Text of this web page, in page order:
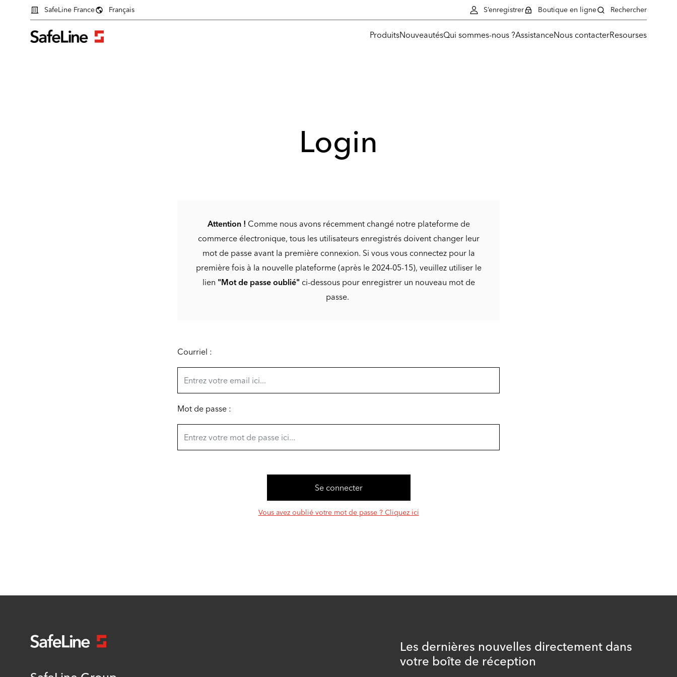
ProduitsNouveautésQui sommes-nous ?AssistanceNous contacterResourses
SafeLine France Français S’enregistrer Boutique en ligne Rechercher
Login
Attention ! Comme nous avons récemment changé notre plateforme de
commerce électronique, tous les utilisateurs enregistrés doivent changer leur
mot de passe avant la première connexion. Si vous vous connectez pour la
première fois à la nouvelle plateforme (après le 2024-05-15), veuillez utiliser le
lien "Mot de passe oublié" ci-dessous pour enregistrer un nouveau mot de
passe.
Formulaire de connexion
Courriel :
Mot de passe :
Vous avez oublié votre mot de passe ? Cliquez ici
Les dernières nouvelles directement dans
votre boîte de réception